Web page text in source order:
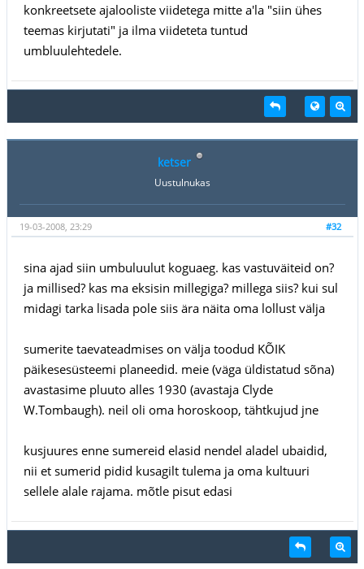
konkreetsete ajalooliste viidetega mitte a'la "siin ühes
teemas kirjutati" ja ilma viideteta tuntud
umbluulehtedele.
ketser
Uustulnukas
#32
19-03-2008, 23:29
sina ajad siin umbuluulut koguaeg. kas vastuväiteid on?
ja millised? kas ma eksisin millegiga? millega siis? kui sul
midagi tarka lisada pole siis ära näita oma lollust välja
sumerite taevateadmises on välja toodud KÕIK
päikesesüsteemi planeedid. meie (väga üldistatud sõna)
avastasime pluuto alles 1930 (avastaja Clyde
W.Tombaugh). neil oli oma horoskoop, tähtkujud jne
kusjuures enne sumereid elasid nendel aladel ubaidid,
nii et sumerid pidid kusagilt tulema ja oma kultuuri
sellele alale rajama. mõtle pisut edasi